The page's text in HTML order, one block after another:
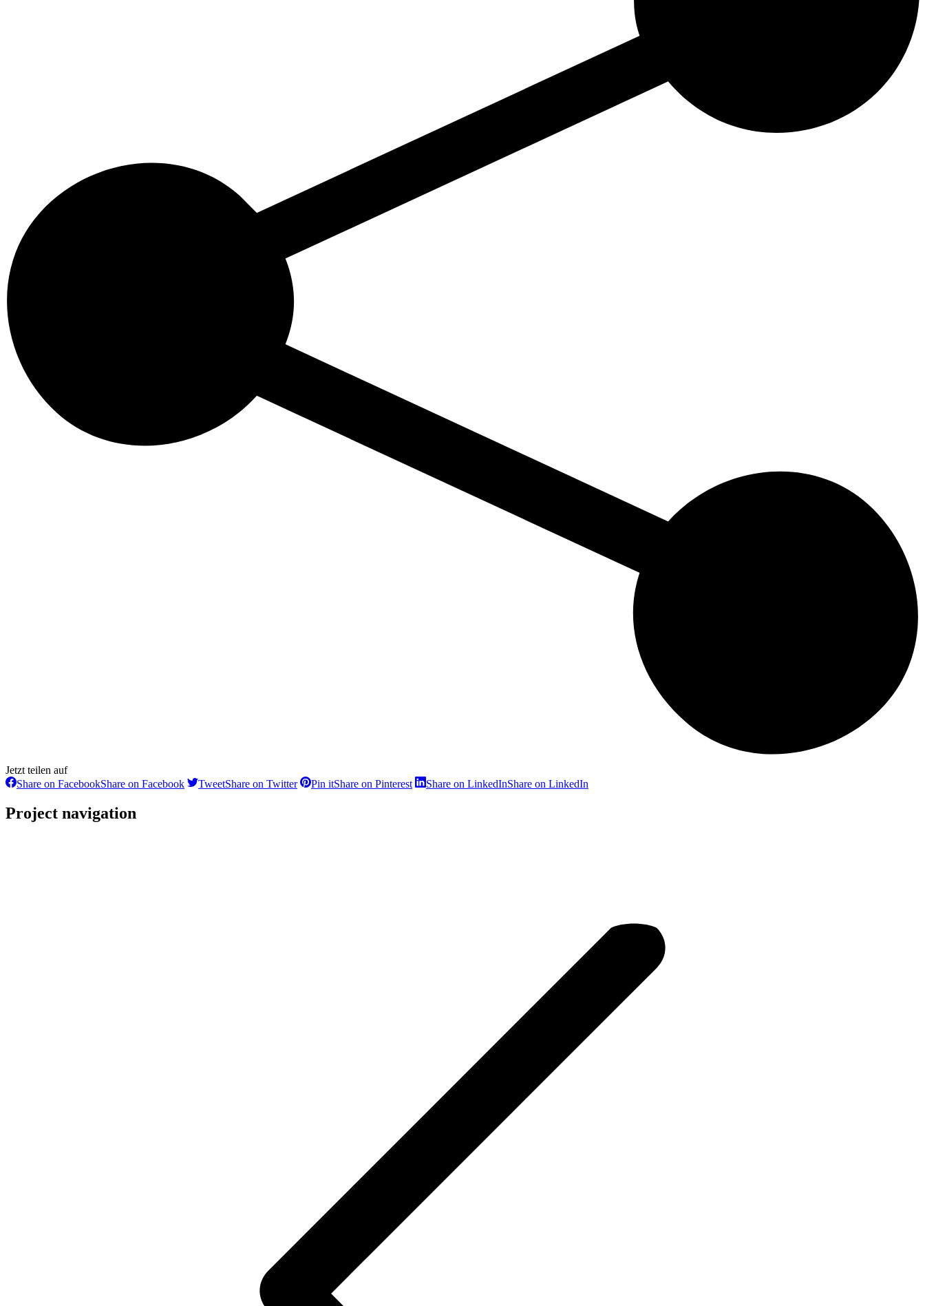
Jetzt teilen auf
Share on FacebookShare on Facebook TweetShare on Twitter Pin itShare on Pinterest Share on LinkedInShare on LinkedIn
Project navigation